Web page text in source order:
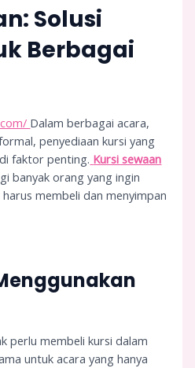
Solusi
Berbagai
Dalam berbagai acara,
penyediaan kursi yang
faktor penting. Kursi sewaan
banyak orang yang ingin
membeli dan menyimpan
perlu membeli kursi dalam
untuk acara yang hanya